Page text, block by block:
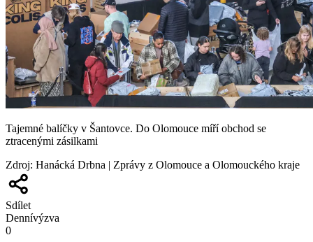
Tajemné balíčky v Šantovce. Do Olomouce míří obchod se
ztracenými zásilkami
Zdroj: Hanácká Drbna | Zprávy z Olomouce a Olomouckého kraje
Sdílet
Dennívýzva
0